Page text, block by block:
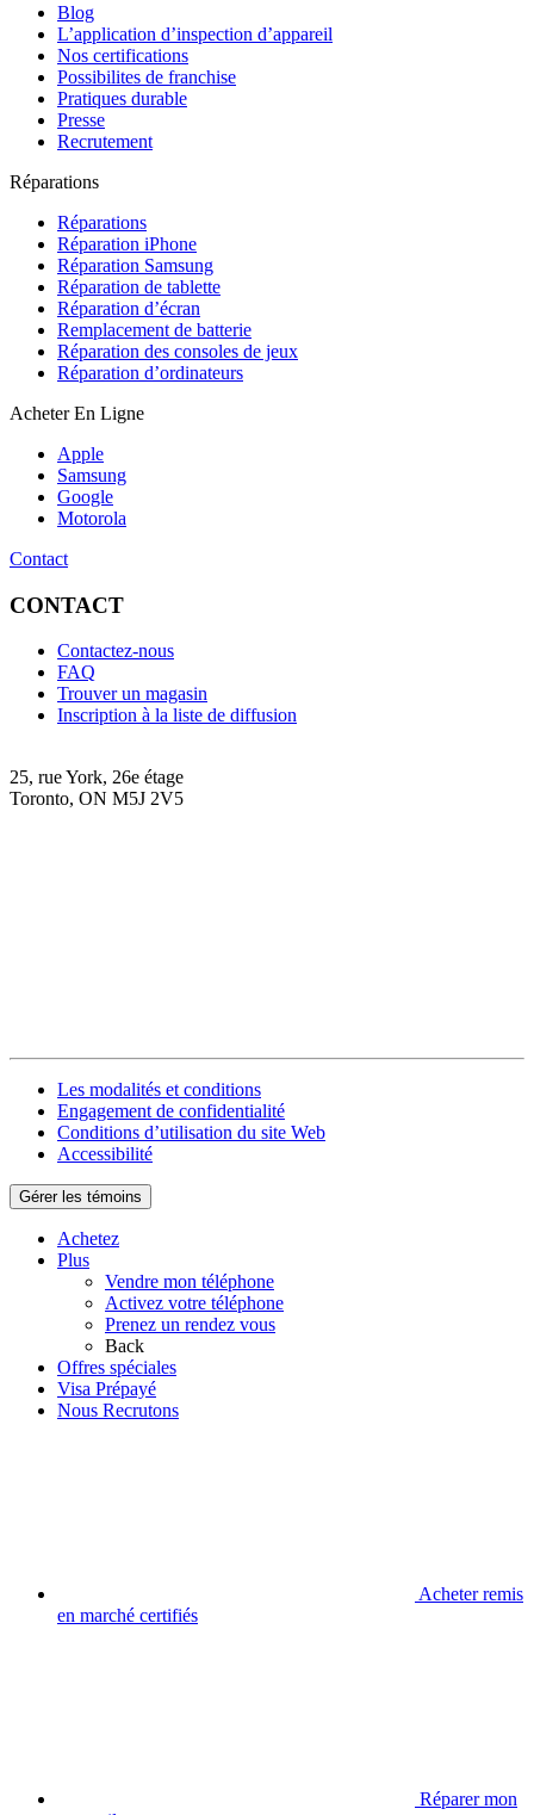
Blog
L’application d’inspection d’appareil
Nos certifications
Possibilites de franchise
Pratiques durable
Presse
Recrutement
Réparations
Réparations
Réparation iPhone
Réparation Samsung
Réparation de tablette
Réparation d’écran
Remplacement de batterie
Réparation des consoles de jeux
Réparation d’ordinateurs
Acheter En Ligne
Apple
Samsung
Google
Motorola
Contact
CONTACT
Contactez-nous
FAQ
Trouver un magasin
Inscription à la liste de diffusion
25, rue York, 26e étage
Toronto, ON M5J 2V5
Les modalités et conditions
Engagement de confidentialité
Conditions d’utilisation du site Web
Accessibilité
Gérer les témoins
Achetez
Plus
Vendre mon téléphone
Activez votre téléphone
Prenez un rendez vous
Back
Offres spéciales
Visa Prépayé
Nous Recrutons
Acheter remis
en marché certifiés
Réparer mon